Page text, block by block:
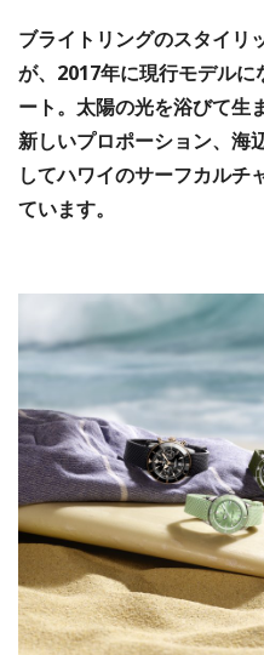
ブライトリングのスタイリ
が、2017年に現行モデル
ート。太陽の光を浴びて生
新しいプロポーション、海
してハワイのサーフカルチ
ています。